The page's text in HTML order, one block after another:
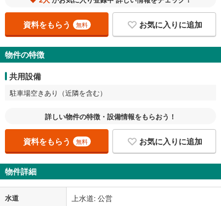
資料をもらう 無料 お気に入りに追加
物件の特徴
共用設備
駐車場空きあり（近隣を含む）
詳しい物件の特徴・設備情報をもらおう！
資料をもらう 無料 お気に入りに追加
物件詳細
水道 上水道: 公営